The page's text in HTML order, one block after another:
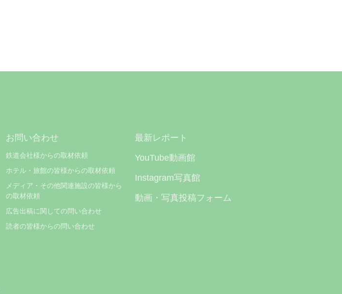
お問い合わせ
鉄道会社様からの取材依頼
ホテル・旅館の皆様からの取材依頼
メディア・その他関連施設の皆様から
の取材依頼
広告出稿に関しての問い合わせ
読者の皆様からの問い合わせ
最新レポート
YouTube動画館
Instagram写真館
動画・写真投稿フォーム